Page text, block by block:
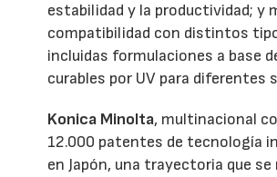
estabilidad y la productividad; y
compatibilidad con distintos
incluidas formulaciones a base
curables por UV para diferentes
Konica Minolta, multinacional
12.000 patentes de tecnología
en Japón, una trayectoria que